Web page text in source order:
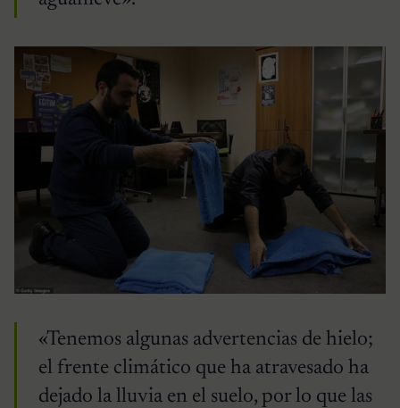
«Tenemos algunas advertencias de hielo;
el frente climático que ha atravesado ha
dejado la lluvia en el suelo, por lo que las